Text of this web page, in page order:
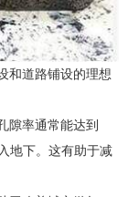
和道路铺设的理想
率通常能达到
地下。这有助于减